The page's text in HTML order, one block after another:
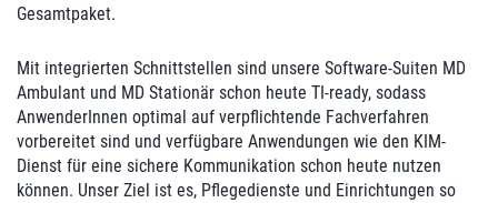
Gesamtpaket.
Mit integrierten Schnittstellen sind unsere Software-Suiten MD
Ambulant und MD Stationär schon heute TI-ready, sodass
AnwenderInnen optimal auf verpflichtende Fachverfahren
vorbereitet sind und verfügbare Anwendungen wie den KIM-
Dienst für eine sichere Kommunikation schon heute nutzen
können. Unser Ziel ist es, Pflegedienste und Einrichtungen so